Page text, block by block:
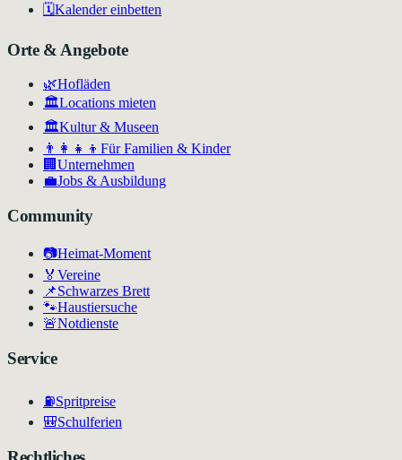
🗓️Kalender einbetten
Orte & Angebote
🌿Hofläden
🏛️Locations mieten
🏛Kultur & Museen
👨‍👩‍👧‍👦 Für Familien & Kinder
🏢 Unternehmen
💼Jobs & Ausbildung
Community
📷Heimat-Moment
🏅 Vereine
📌Schwarzes Brett
🐾Haustiersuche
🚨Notdienste
Service
⛽Spritpreise
🎒Schulferien